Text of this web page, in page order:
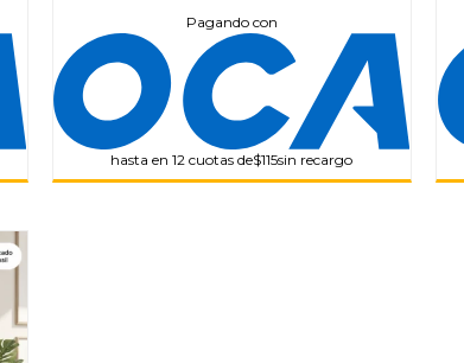
Pagando con
hasta en 12 cuotas de$115sin recargo